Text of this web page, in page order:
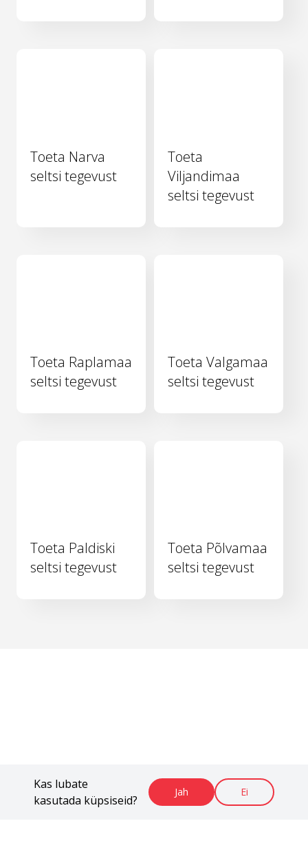
Kas lubate
kasutada küpsiseid?
Jah Ei
Toeta Narva
seltsi tegevust
Toeta
Viljandimaa
seltsi tegevust
Toeta Raplamaa
seltsi tegevust
Toeta Valgamaa
seltsi tegevust
Toeta Paldiski
seltsi tegevust
Toeta Põlvamaa
seltsi tegevust